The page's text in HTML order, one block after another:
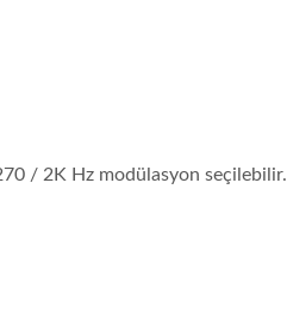
/ 2K Hz modülasyon seçilebilir.